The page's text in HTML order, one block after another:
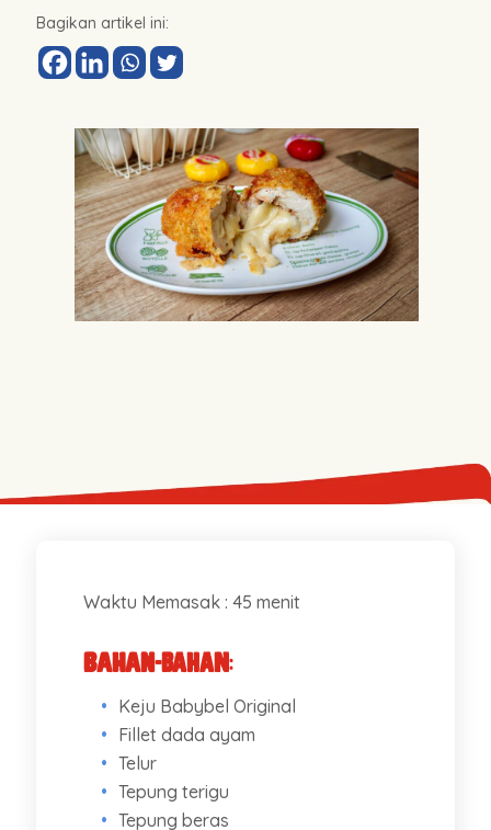
Bagikan artikel ini:
Waktu Memasak : 45 menit
Bahan-bahan:
Keju Babybel Original
Fillet dada ayam
Telur
Tepung terigu
Tepung beras